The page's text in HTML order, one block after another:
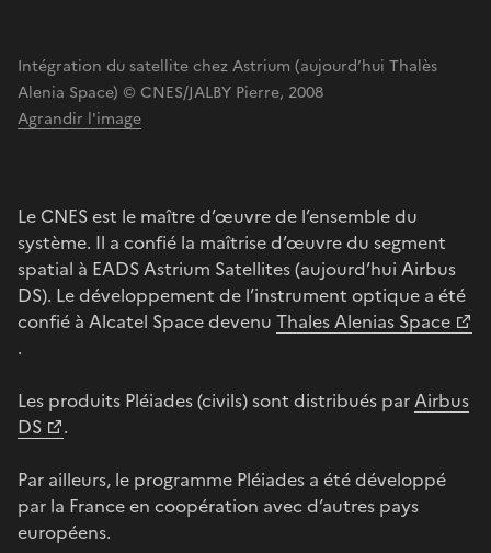
Intégration du satellite chez Astrium (aujourd’hui Thalès
Alenia Space) © CNES/JALBY Pierre, 2008
Agrandir l'image
Le CNES est le maître d’œuvre de l’ensemble du
système. Il a confié la maîtrise d’œuvre du segment
spatial à EADS Astrium Satellites (aujourd’hui Airbus
DS). Le développement de l’instrument optique a été
confié à Alcatel Space devenu Thales Alenias Space
.
Les produits Pléiades (civils) sont distribués parAirbus
DS
.
Par ailleurs, le programme Pléiades a été développé
par la France en coopération avec d’autres pays
européens.